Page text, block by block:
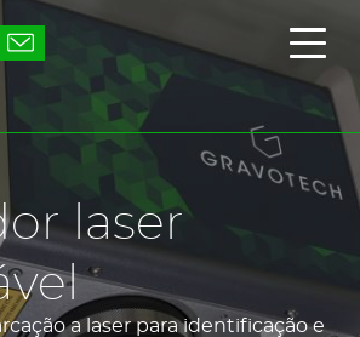
Exibir
o
laser
a laser para identificação e